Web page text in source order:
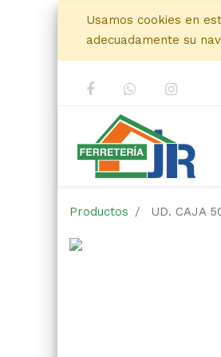
Usamos cookies en
adecuadamente su
Productos UD. CAJA